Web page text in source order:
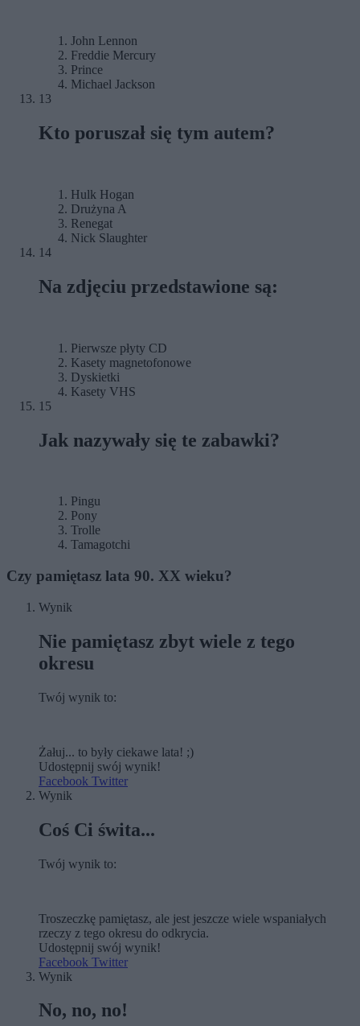
John Lennon
Freddie Mercury
Prince
Michael Jackson
13
Kto poruszał się tym autem?
Hulk Hogan
Drużyna A
Renegat
Nick Slaughter
14
Na zdjęciu przedstawione są:
Pierwsze płyty CD
Kasety magnetofonowe
Dyskietki
Kasety VHS
15
Jak nazywały się te zabawki?
Pingu
Pony
Trolle
Tamagotchi
Czy pamiętasz lata 90. XX wieku?
Wynik
Nie pamiętasz zbyt wiele z tego
okresu
Twój wynik to:
Żałuj... to były ciekawe lata! ;)
Udostępnij swój wynik!
Facebook Twitter
Wynik
Coś Ci świta...
Twój wynik to:
Troszeczkę pamiętasz, ale jest jeszcze wiele wspaniałych
rzeczy z tego okresu do odkrycia.
Udostępnij swój wynik!
Facebook Twitter
Wynik
No, no, no!